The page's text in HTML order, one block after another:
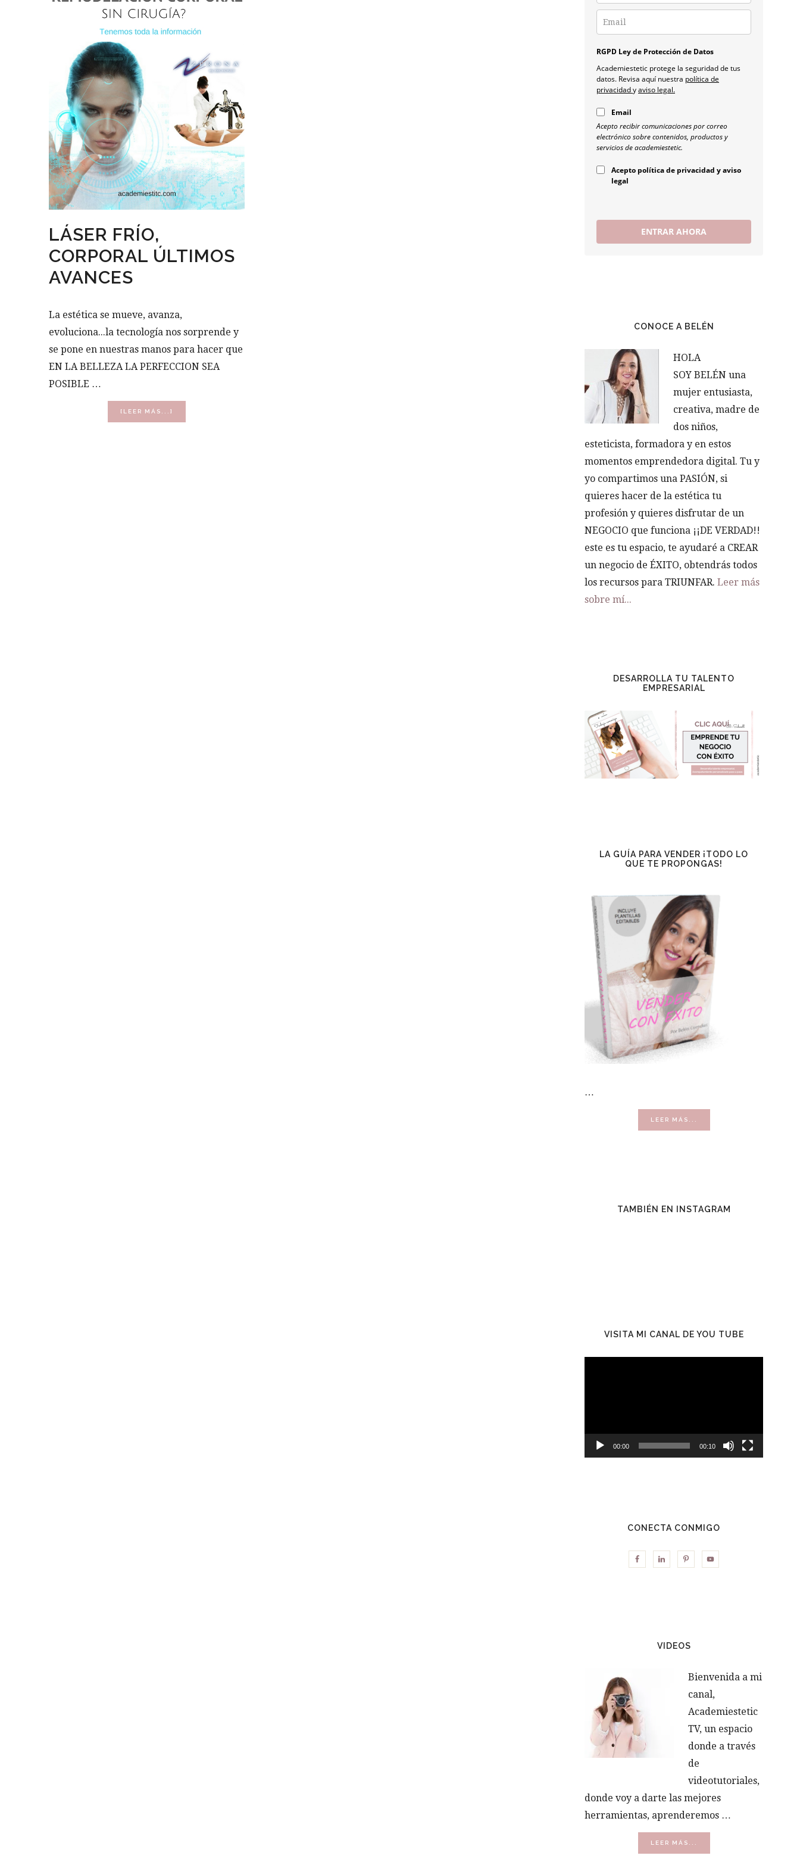
LÁSER FRÍO,
CORPORAL ÚLTIMOS
AVANCES
La estética se mueve, avanza,
evoluciona...la tecnología nos sorprende y
se pone en nuestras manos para hacer que
EN LA BELLEZA LA PERFECCION SEA
POSIBLE …
[LEER MÁS...]
DE
RGPD Ley de Protección de Datos
Academiestetic protege la seguridad de tus
datos. Revisa aquí nuestra política de
privacidadyaviso legal.
Email
Acepto recibir comunicaciones por correo
electrónico sobre contenidos, productos y
servicios de academiestetic.
Acepto política de privacidad y aviso
legal
ENTRAR AHORA
CONOCE A BELÉN
HOLA
SOY BELÉN una
mujer entusiasta,
creativa, madre de
dos niños,
esteticista, formadora y en estos
momentos emprendedora digital. Tu y
yo compartimos una PASIÓN, si
quieres hacer de la estética tu
profesión y quieres disfrutar de un
NEGOCIO que funciona ¡¡DE VERDAD!!
este es tu espacio, te ayudaré a CREAR
un negocio de ÉXITO, obtendrás todos
los recursos para TRIUNFAR. Leer más
sobre mí...
DESARROLLA TU TALENTO
EMPRESARIAL
LA GUÍA PARA VENDER ¡TODO LO
QUE TE PROPONGAS!
…
LEER MÁS...
DE
TAMBIÉN EN INSTAGRAM
VISITA MI CANAL DE YOU TUBE
00:00 00:10
CONECTA CONMIGO
VIDEOS
Bienvenida a mi
canal,
Academiestetic
TV, un espacio
donde a través
de
videotutoriales,
donde voy a darte las mejores
herramientas, aprenderemos …
LEER MÁS...
DE